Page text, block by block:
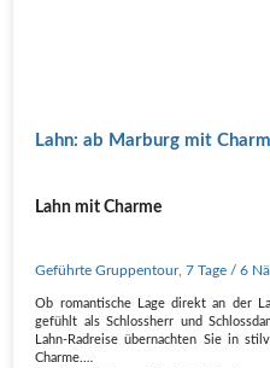
Lahn: ab Marburg mit
Lahn mit Charme
Geführte Gruppentour,7 Tage / 6
Ob romantische Lage direkt an der
gefühlt als Schlossherr und
Lahn-Radreise übernachten Sie in
Charme.